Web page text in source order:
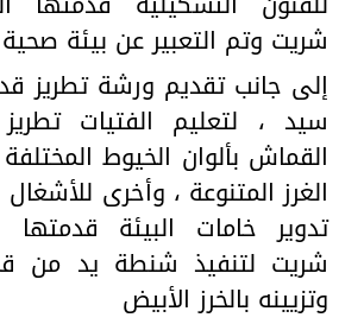
شريت وتم التعبير عن بيئة
إلى جانب تقديم ورشة تطريز
سيد ، لتعليم الفتيات
القماش بألوان الخيوط
الغرز المتنوعة ، وأخرى للأشغال
تدوير خامات البيئة قدمتها
شريت لتنفيذ شنطة يد من
وتزيينه بالخرز الأبيض